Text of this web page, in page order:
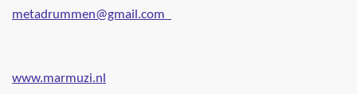
metadrummen@gmail.com
www.marmuzi.nl